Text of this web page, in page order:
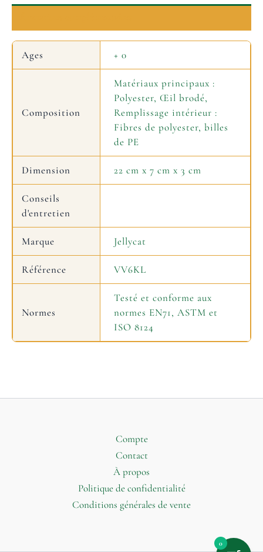
Ages + 0
Composition
Matériaux principaux :
Polyester, Œil brodé,
Remplissage intérieur :
Fibres de polyester, billes
de PE
Dimension 22 cm x 7 cm x 3 cm
Conseils
d'entretien
Marque Jellycat
Référence VV6KL
Normes
Testé et conforme aux
normes EN71, ASTM et
ISO 8124
Compte
Contact
À propos
Politique de confidentialité
Conditions générales de vente
0